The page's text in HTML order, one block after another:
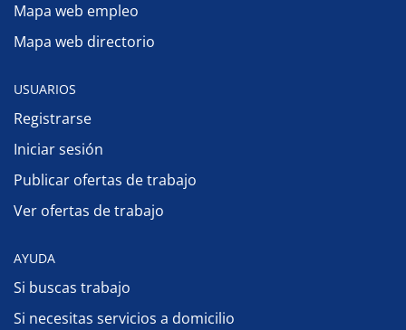
Mapa web empleo
Mapa web directorio
USUARIOS
Registrarse
Iniciar sesión
Publicar ofertas de trabajo
Ver ofertas de trabajo
AYUDA
Si buscas trabajo
Si necesitas servicios a domicilio